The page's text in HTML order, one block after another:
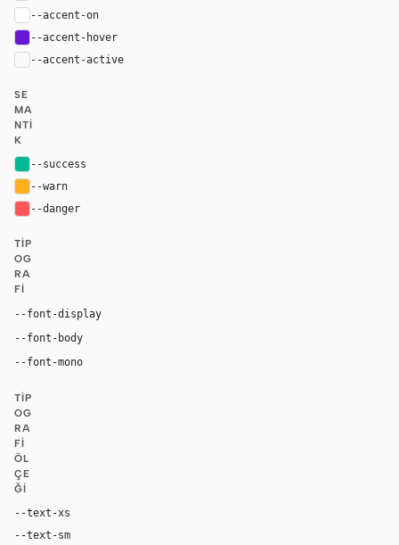
--accent-on
--accent-hover
--accent-active
SE
MA
NTI
K
--success
--warn
--danger
TIP
OG
RA
FI
--font-display
--font-body
--font-mono
TIP
OG
RA
FI
ÖL
ÇE
ĞI
--text-xs
--text-sm